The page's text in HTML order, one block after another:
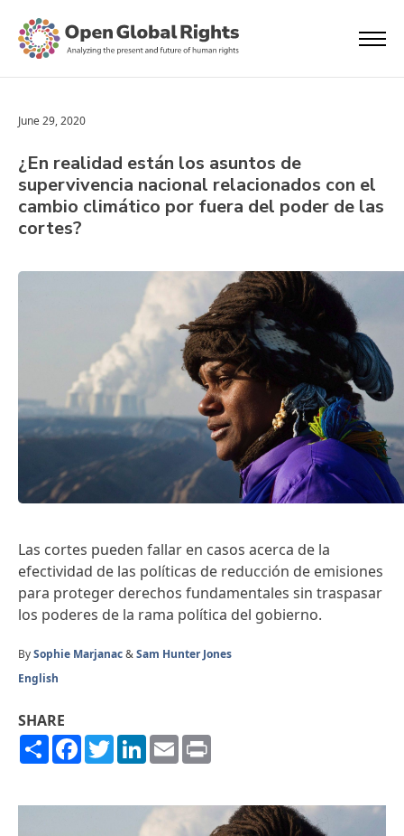
June 29, 2020
¿En realidad están los asuntos de
supervivencia nacional relacionados con el
cambio climático por fuera del poder de las
cortes?
Las cortes pueden fallar en casos acerca de la
efectividad de las políticas de reducción de emisiones
para proteger derechos fundamentales sin traspasar
los poderes de la rama política del gobierno.
BySophie Marjanac&Sam Hunter Jones
English
SHARE
ShareFacebook
TwitterLinkedIn
Email